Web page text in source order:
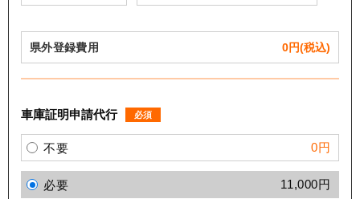
県外登録費用 0円(税込)
車庫証明申請代行 必須
不要 0円
必要 11,000円